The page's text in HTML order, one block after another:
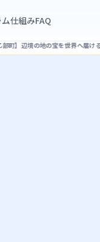
世界へ届けるフロンティア実業
仕組みFAQ